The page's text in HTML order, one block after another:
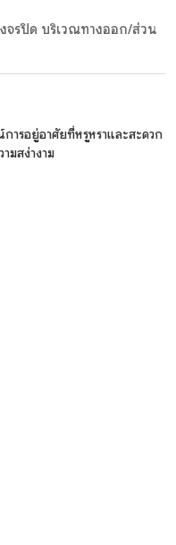
จรปิด บริเวณทางออก/ส่วน
ารอยู่อาศัยที่หรูหราและสะดวก
มสง่างาม